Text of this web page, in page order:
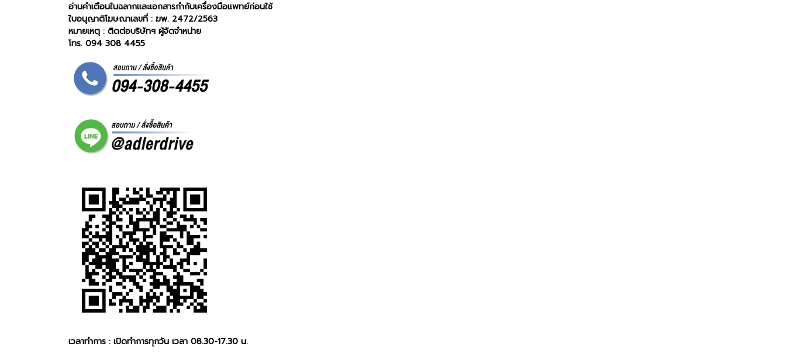
อ่านคำเตือนในฉลากและเอกสารกำกับเครื่องมือแพทย์ก่อนใช้
ใบอนุญาติโฆษณาเลขที่ : ฆพ. 2472/2563
หมายเหตุ : ติดต่อบริษัทฯ ผู้จัดจำหน่าย
โทร. 094 308 4455
เวลาทำการ : เปิดทำการทุกวัน เวลา 08.30-17.30 น.